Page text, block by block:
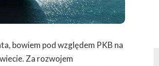
bowiem pod względem PKB na
Za rozwojem